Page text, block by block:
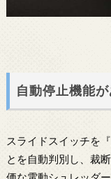
自動停止機能
スライドスイッチを
とを自動判別し、裁